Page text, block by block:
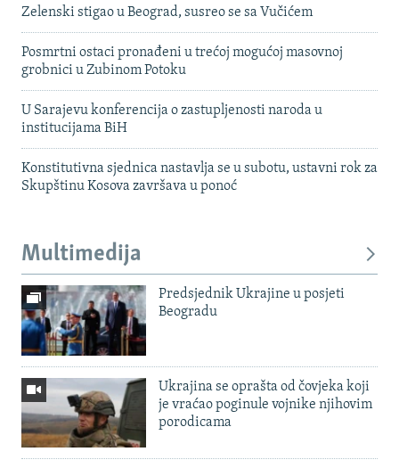
Zelenski stigao u Beograd, susreo se sa Vučićem
Posmrtni ostaci pronađeni u trećoj mogućoj masovnoj
grobnici u Zubinom Potoku
U Sarajevu konferencija o zastupljenosti naroda u
institucijama BiH
Konstitutivna sjednica nastavlja se u subotu, ustavni rok za
Skupštinu Kosova završava u ponoć
Multimedija
Predsjednik Ukrajine u posjeti
Beogradu
Ukrajina se oprašta od čovjeka koji
je vraćao poginule vojnike njihovim
porodicama